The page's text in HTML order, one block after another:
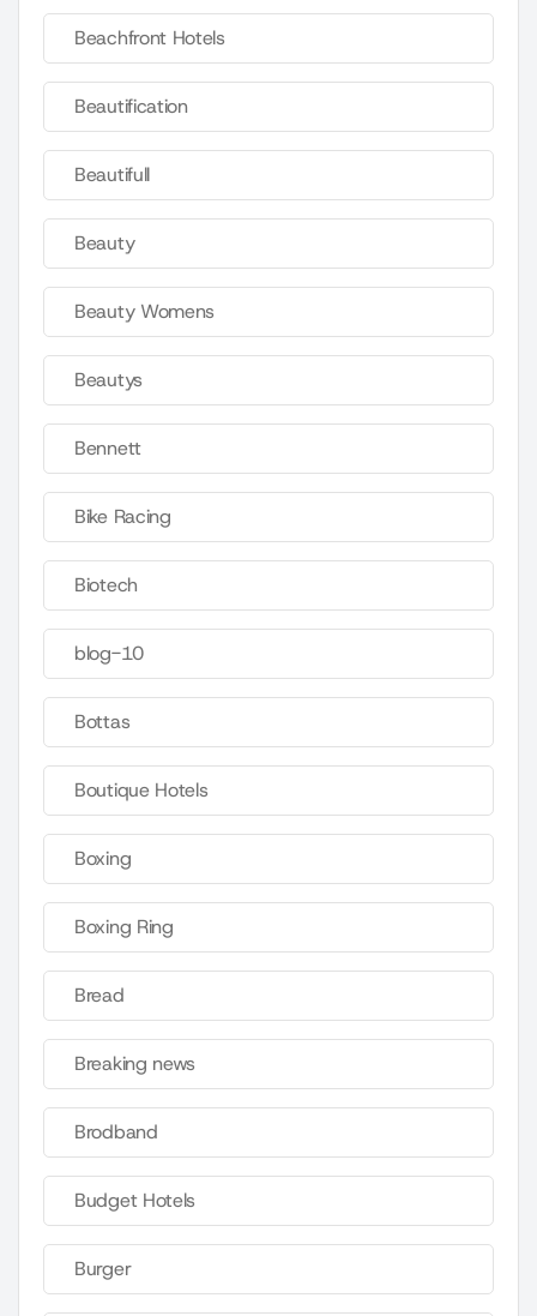
Beachfront Hotels
Beautification
Beautifull
Beauty
Beauty Womens
Beautys
Bennett
Bike Racing
Biotech
blog-10
Bottas
Boutique Hotels
Boxing
Boxing Ring
Bread
Breaking news
Brodband
Budget Hotels
Burger